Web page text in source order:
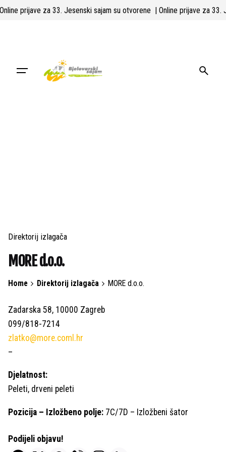
Skip
prijave za 33. Jesenski sajam su otvorene | Online prijave za
Direktorij izlagača
MORE d.o.o.
Home Direktorij izlagača MORE d.o.o.
Zadarska 58, 10000 Zagreb
099/818-7214
zlatko@more.coml.hr
–
Djelatnost:
Peleti, drveni peleti
Pozicija – Izložbeno polje: 7C/7D – Izložbeni šator
Podijeli objavu!